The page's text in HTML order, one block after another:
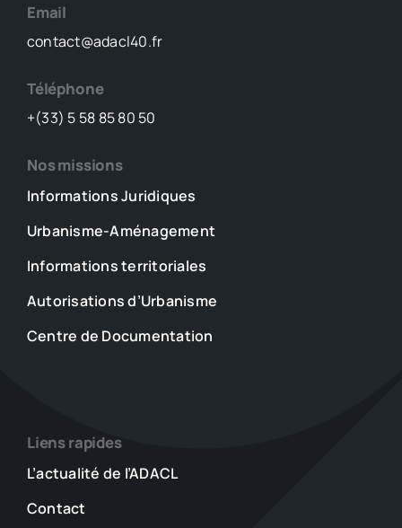
Email
contact@adacl40.fr
Téléphone
+(33) 5 58 85 80 50
Nos missions
Informations Juridiques
Urbanisme-Aménagement
Informations territoriales
Autorisations d’Urbanisme
Centre de Documentation
Liens rapides
L’actualité de l’ADACL
Contact